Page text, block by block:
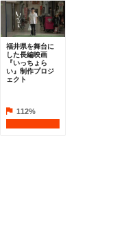
福井県を舞台に
した長編映画
『いっちょら
い』制作プロジ
ェクト
112%